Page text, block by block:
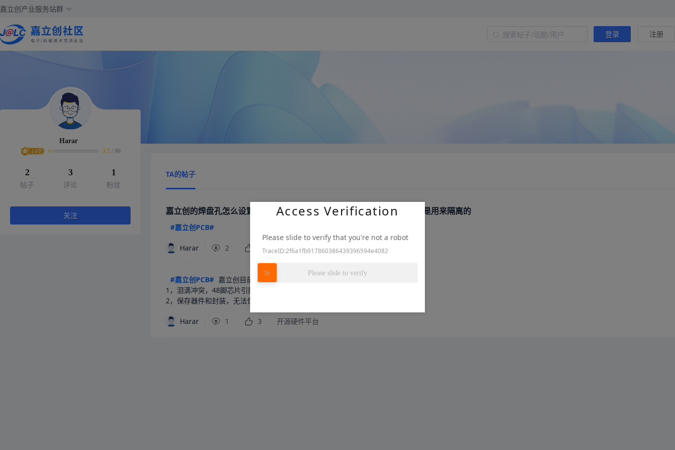
嘉立创产业服务站群
登录 注册
Harar
3.5 / 99
2
帖子
3
评论
1
粉丝
关注
TA的帖子
嘉立创的焊盘孔怎么设置不导通，即顶面焊盘与底面焊盘不导通，中间孔是用来隔离的
#嘉立创PCB#
Harar 2 嘉立创EDA
#嘉立创PCB# 嘉立创目前体验不好的地方：
1，泪滴冲突，48脚芯片引脚都引不出来。
2，保存器件和封装，无法保存别人的。要么就自己新建，再复制进去。
Harar 1 3 开源硬件平台
Access Verification
Please slide to verify that you're not a robot
TraceID:2f6a1fb917860386439396594e4082
Please slide to verify